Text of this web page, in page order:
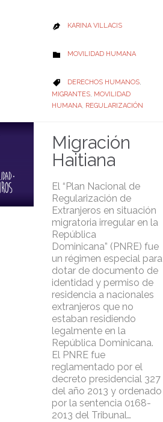
 KARINA VILLACIS
 CATEGORY
MOVILIDAD HUMANA
 CATEGORY
DERECHOS HUMANOS,
MIGRANTES, MOVILIDAD
HUMANA, REGULARIZACIÓN
Migración
Haitiana
El “Plan Nacional de
Regularización de
Extranjeros en situación
migratoria irregular en la
República
Dominicana” (PNRE) fue
un régimen especial para
dotar de documento de
identidad y permiso de
residencia a nacionales
extranjeros que no
estaban residiendo
legalmente en la
República Dominicana.
El PNRE fue
reglamentado por el
decreto presidencial 327
del año 2013 y ordenado
por la sentencia 0168-
2013 del Tribunal…